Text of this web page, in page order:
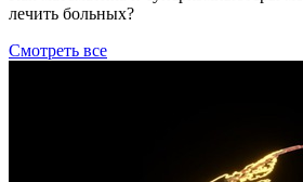
лечить больных?
Смотреть все